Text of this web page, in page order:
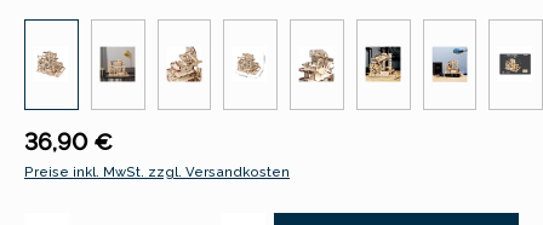
Regulärer Preis:
36,90 €
Preise inkl. MwSt. zzgl. Versandkosten